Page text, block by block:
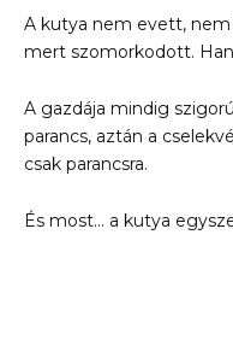
A kutya nem evett,
mert szomorkodott.
A gazdája mindig
parancs, aztán a
csak parancsra.
És most… a kutya